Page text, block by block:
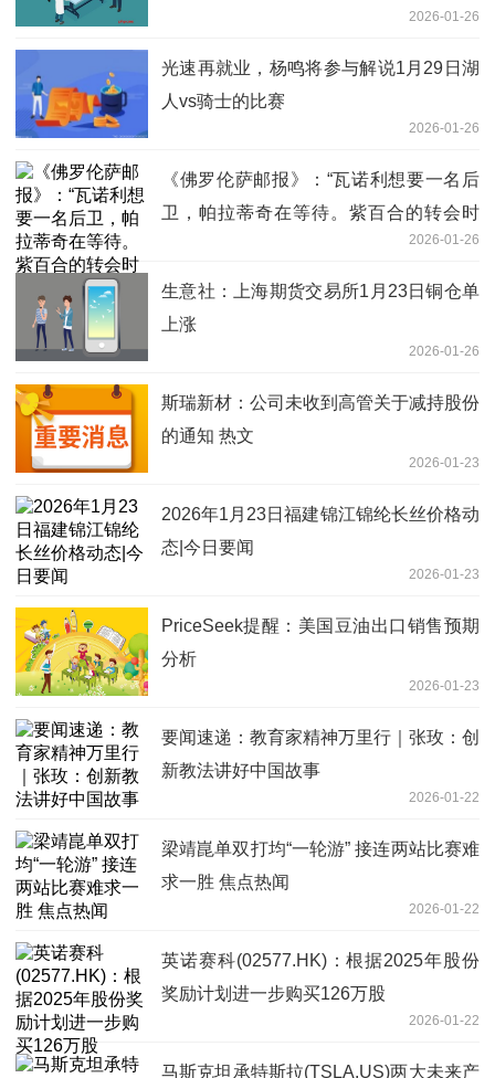
2026-01-26
光速再就业，杨鸣将参与解说1月29日湖
人vs骑士的比赛
2026-01-26
《佛罗伦萨邮报》：“瓦诺利想要一名后
卫，帕拉蒂奇在等待。紫百合的转会时
2026-01-26
生意社：上海期货交易所1月23日铜仓单
上涨
2026-01-26
斯瑞新材：公司未收到高管关于减持股份
的通知 热文
2026-01-23
2026年1月23日福建锦江锦纶长丝价格动
态|今日要闻
2026-01-23
PriceSeek提醒：美国豆油出口销售预期
分析
2026-01-23
要闻速递：教育家精神万里行｜张玫：创
新教法讲好中国故事
2026-01-22
梁靖崑单双打均“一轮游” 接连两站比赛难
求一胜 焦点热闻
2026-01-22
英诺赛科(02577.HK)：根据2025年股份
奖励计划进一步购买126万股
2026-01-22
马斯克坦承特斯拉(TSLA.US)两大未来产